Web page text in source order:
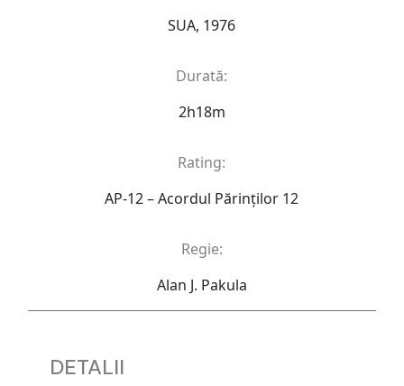
SUA, 1976
Durată:
2h18m
Rating:
AP-12 – Acordul Părinţilor 12
Regie:
Alan J. Pakula
DETALII